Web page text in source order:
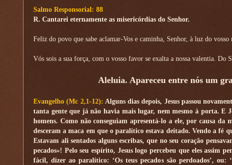
Salmo Responsorial: 88
R. Cantarei eternamente as misericórdias do Senhor.
Feliz do povo que sabe aclamar-Vos e caminha, Senhor, à luz do
Vós sois a sua força, com o vosso favor se exalta a nossa valentia. Do
Aleluia. Apareceu entre nós um
Evangelho (Mc 2,1-12): Alguns dias depois, Jesus passou
tanta gente que já não havia mais lugar, nem mesmo à porta.
homens. Como não conseguiam apresentá-lo a ele, por causa
desceram a maca em que o paralítico estava deitado. Vendo a fé
Estavam ali sentados alguns escribas, que no seu coração
pecados»! Pelo seu espírito, Jesus logo percebeu que eles assim
fácil, dizer ao paralítico: ‘Os teus pecados são perdoados’,